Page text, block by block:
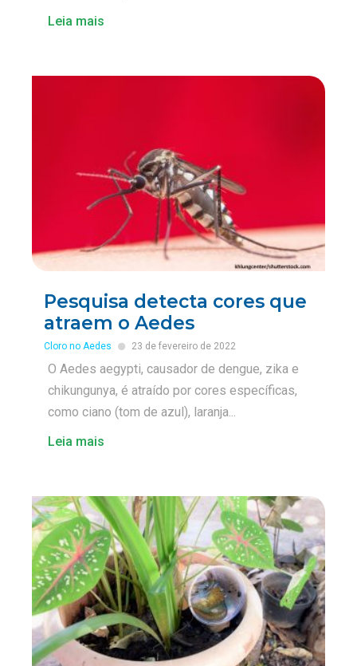
Leia mais
Pesquisa detecta cores que
atraem o Aedes
Cloro no Aedes 23 de fevereiro de 2022
O Aedes aegypti, causador de dengue, zika e
chikungunya, é atraído por cores específicas,
como ciano (tom de azul), laranja...
Leia mais